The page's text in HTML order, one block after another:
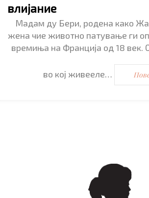
влијание
Мадам ду Бери, родена како
жена чие животно патување ги
времиња на Франција од 18 век.
во кој живееле…